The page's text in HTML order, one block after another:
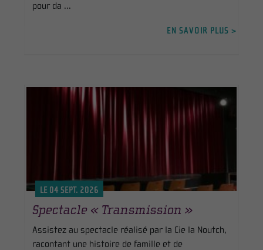
pour da ...
EN SAVOIR PLUS >
LE 04 SEPT. 2026
Spectacle « Transmission »
Assistez au spectacle réalisé par la Cie la Noutch,
racontant une histoire de famille et de